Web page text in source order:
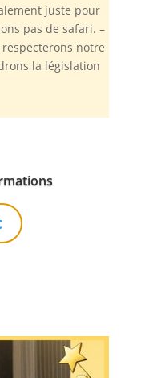
juste pour
pas de safari. –
notre
la législation